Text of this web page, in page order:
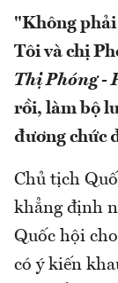
"Không phải
Tôi và chị
Thị Phóng -
rồi, làm bộ
đương chức
Chủ tịch
khẳng định
Quốc hội
có ý kiến